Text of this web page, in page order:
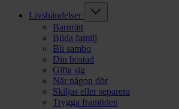
Livshändelser
Barnrätt
Bilda familj
Bli sambo
Din bostad
Gifta sig
När någon dör
Skiljas eller separera
Trygga framtiden